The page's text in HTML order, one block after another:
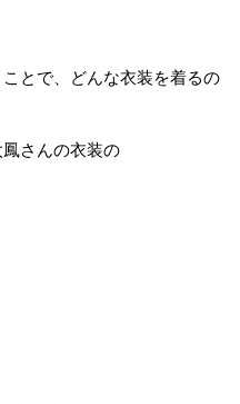
とで、どんな衣装を着るの
さんの衣装の